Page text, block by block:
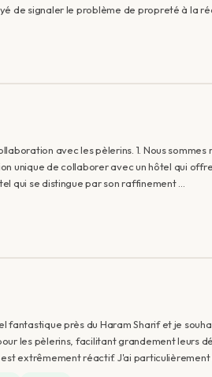
de signaler le problème de propreté à la
avec les pèlerins. 1. Nous
unique de collaborer avec un hôtel qui
qui se distingue par son raffinement …
fantastique près du Haram Sharif et je
les pèlerins, facilitant grandement leurs
extrêmement réactif. J'ai particulièrement